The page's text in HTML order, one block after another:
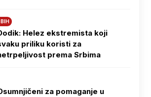
Helez ekstremista koji
priliku koristi za
prema Srbima
za pomaganje u